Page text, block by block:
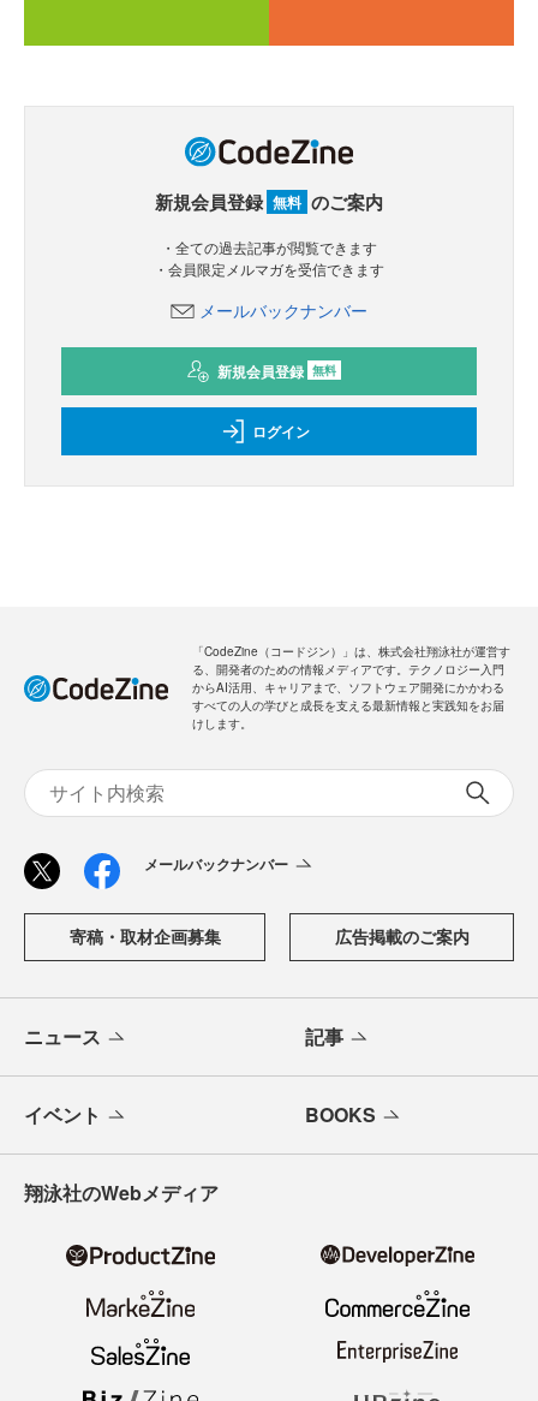
新規会員登録 無料 のご案内
・全ての過去記事が閲覧できます
・会員限定メルマガを受信できます
メールバックナンバー
新規会員登録 無料
ログイン
「CodeZine（コードジン）」は、株式会社翔泳社が運営す
る、開発者のための情報メディアです。テクノロジー入門
からAI活用、キャリアまで、ソフトウェア開発にかかわる
すべての人の学びと成長を支える最新情報と実践知をお届
けします。
メールバックナンバー
寄稿・取材企画募集 広告掲載のご案内
ニュース 記事
イベント BOOKS
翔泳社のWebメディア